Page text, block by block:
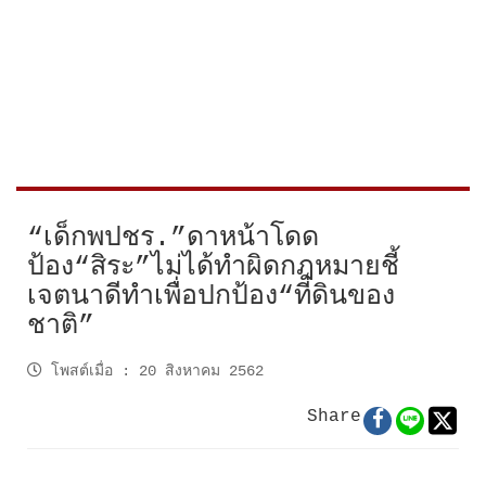
“เด็กพปชร.”ดาหน้าโดด
ป้อง“สิระ”ไม่ได้ทำผิดกฎหมายชี้
เจตนาดีทำเพื่อปกป้อง“ที่ดินของ
ชาติ”
โพสต์เมื่อ : 20 สิงหาคม 2562
Share